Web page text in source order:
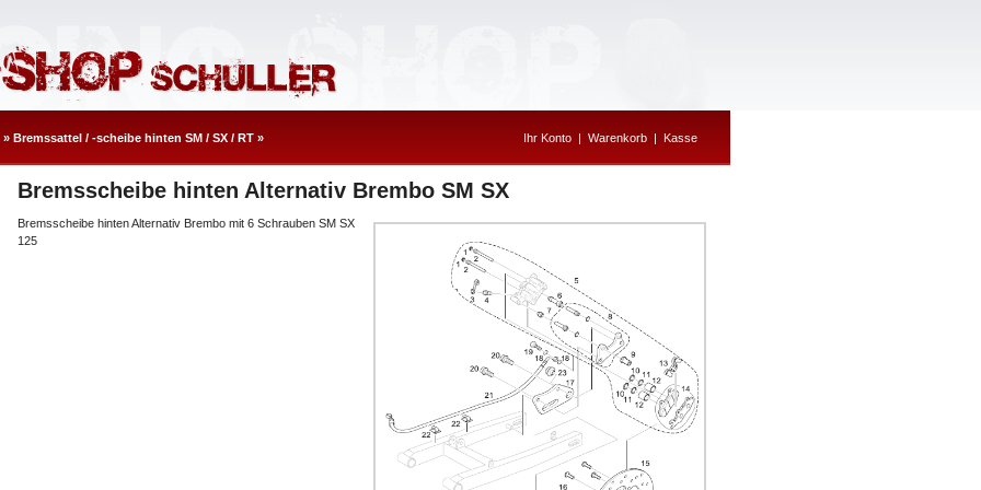
» Bremssattel / -scheibe hinten SM / SX / RT » Ihr Konto | Warenkorb | Kasse
Bremsscheibe hinten Alternativ Brembo SM SX
Bremsscheibe hinten Alternativ Brembo mit 6 Schrauben SM SX
125